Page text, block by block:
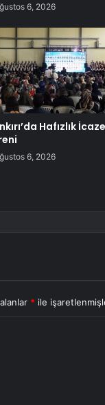
6, 2026
Hafızlık
6, 2026
* ile